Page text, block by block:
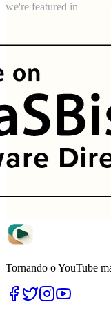
we're featured in
Tornando o YouTube